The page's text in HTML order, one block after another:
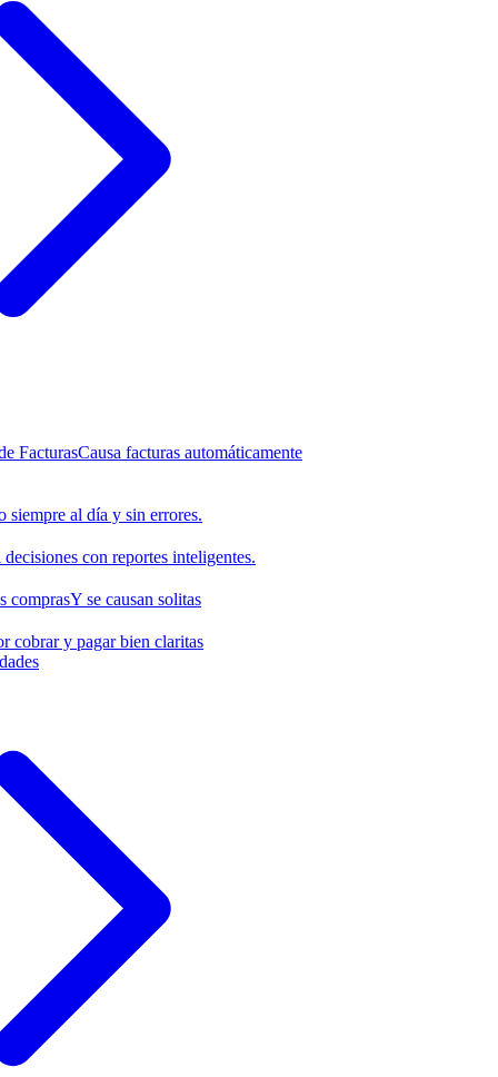
FacturasCausa facturas automáticamente
siempre al día y sin errores.
decisiones con reportes inteligentes.
comprasY se causan solitas
cobrar y pagar bien claritas